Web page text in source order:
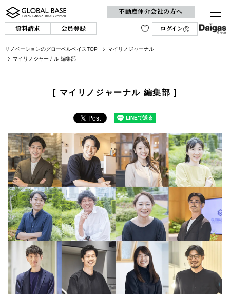
不動産仲介会社の方へ
資料請求
会員登録 ログイン
リノベーションのグローベルベイスTOP
マイリノジャーナル
マイリノジャーナル 編集部
[ マイリノジャーナル 編集部 ]